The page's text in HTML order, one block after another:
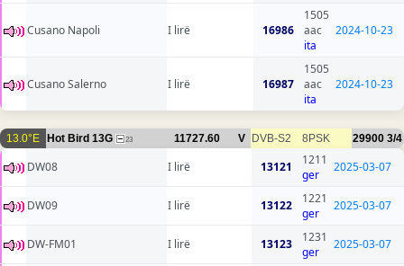
Cusano Napoli I lirë 16986
1505
aac
ita
2024-10-23
Cusano Salerno I lirë 16987
1505
aac
ita
2024-10-23
13.0°E Hot Bird 13G 23 11727.60 V DVB-S2 8PSK 29900 3/4
DW08 I lirë 13121
1211
ger
2025-03-07
DW09 I lirë 13122
1221
ger
2025-03-07
DW-FM01 I lirë 13123
1231
ger
2025-03-07